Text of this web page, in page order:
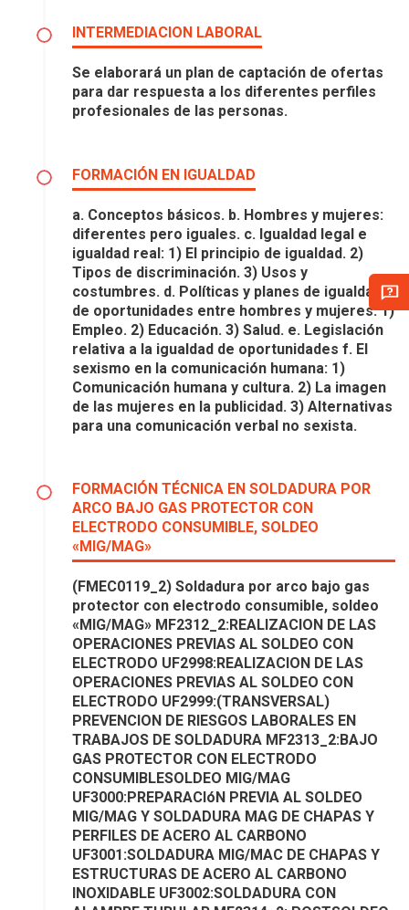
INTERMEDIACION LABORAL
Se elaborará un plan de captación de ofertas
para dar respuesta a los diferentes perfiles
profesionales de las personas.
FORMACIÓN EN IGUALDAD
a. Conceptos básicos. b. Hombres y mujeres:
diferentes pero iguales. c. Igualdad legal e
igualdad real: 1) El principio de igualdad. 2)
Tipos de discriminación. 3) Usos y
costumbres. d. Políticas y planes de igualdad
de oportunidades entre hombres y mujeres: 1)
Empleo. 2) Educación. 3) Salud. e. Legislación
relativa a la igualdad de oportunidades f. El
sexismo en la comunicación humana: 1)
Comunicación humana y cultura. 2) La imagen
de las mujeres en la publicidad. 3) Alternativas
para una comunicación verbal no sexista.
FORMACIÓN TÉCNICA EN SOLDADURA POR
ARCO BAJO GAS PROTECTOR CON
ELECTRODO CONSUMIBLE, SOLDEO
«MIG/MAG»
(FMEC0119_2) Soldadura por arco bajo gas
protector con electrodo consumible, soldeo
«MIG/MAG» MF2312_2:REALIZACION DE LAS
OPERACIONES PREVIAS AL SOLDEO CON
ELECTRODO UF2998:REALIZACION DE LAS
OPERACIONES PREVIAS AL SOLDEO CON
ELECTRODO UF2999:(TRANSVERSAL)
PREVENCION DE RIESGOS LABORALES EN
TRABAJOS DE SOLDADURA MF2313_2:BAJO
GAS PROTECTOR CON ELECTRODO
CONSUMIBLESOLDEO MIG/MAG
UF3000:PREPARACIóN PREVIA AL SOLDEO
MIG/MAG Y SOLDADURA MAG DE CHAPAS Y
PERFILES DE ACERO AL CARBONO
UF3001:SOLDADURA MIG/MAC DE CHAPAS Y
ESTRUCTURAS DE ACERO AL CARBONO
INOXIDABLE UF3002:SOLDADURA CON